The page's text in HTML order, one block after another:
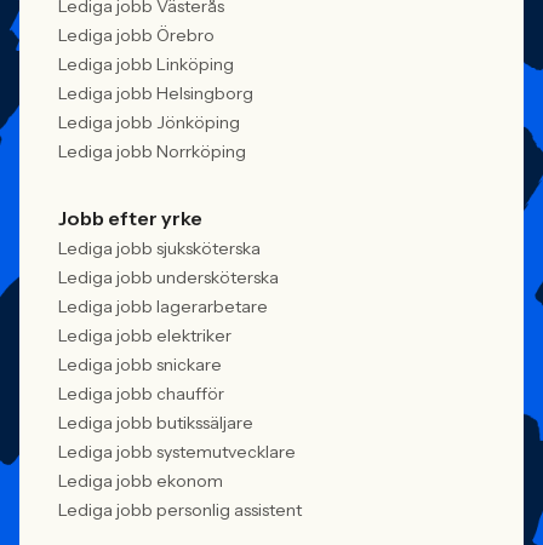
Lediga jobb Västerås
Lediga jobb Örebro
Lediga jobb Linköping
Lediga jobb Helsingborg
Lediga jobb Jönköping
Lediga jobb Norrköping
Jobb efter yrke
Lediga jobb sjuksköterska
Lediga jobb undersköterska
Lediga jobb lagerarbetare
Lediga jobb elektriker
Lediga jobb snickare
Lediga jobb chaufför
Lediga jobb butikssäljare
Lediga jobb systemutvecklare
Lediga jobb ekonom
Lediga jobb personlig assistent